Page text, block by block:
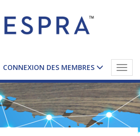
CONNEXION DES MEMBRES